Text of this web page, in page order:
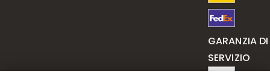
GARANZIA DI
SERVIZIO